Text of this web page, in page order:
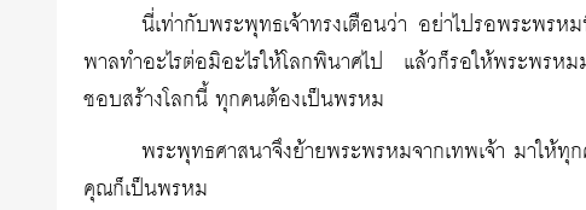
นี่เท่ากับพระพุทธเจ้าทรงเตือนว่า อย่าไปรอพระพรห
พาลทำอะไรต่อมิอะไรให้โลกพินาศไป แล้วก็รอให้พระพรห
ชอบสร้างโลกนี้ ทุกคนต้องเป็นพรหม
พระพุทธศาสนาจึงย้ายพระพรหมจากเทพเจ้า มาใ
คุณก็เป็นพรหม